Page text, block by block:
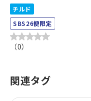
チルド
SBS26便限定
（0）
関連タグ